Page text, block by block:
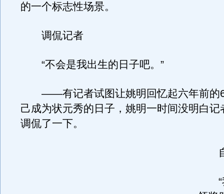
的一个标志性场景。
调侃记者
“不会是我出生的日子吧。”
——有记者试图让姚明回忆起六年前的6
己成为状元秀的日子，姚明一时间没明白记
调侃了一下。
自
“